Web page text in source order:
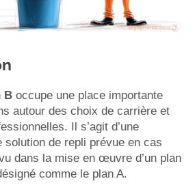
B occupe une place importante
autour des choix de carrière et
Il s’agit d’une
solution de repli prévue en cas
dans la mise en œuvre d’un plan
comme le plan A.